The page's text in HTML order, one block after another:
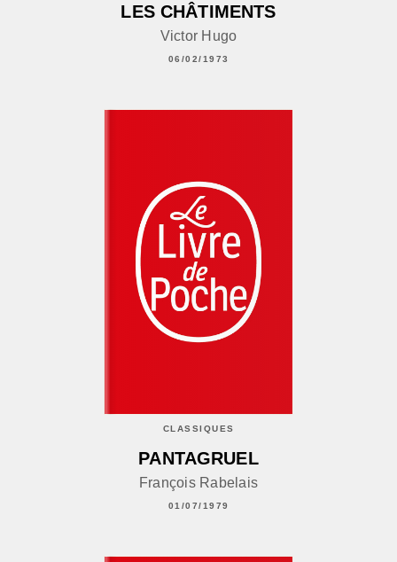
LES CHÂTIMENTS
Victor Hugo
06/02/1973
CLASSIQUES
PANTAGRUEL
François Rabelais
01/07/1979